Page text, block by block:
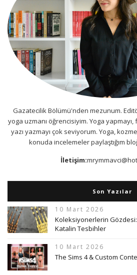
Gazatecilik Bölümü'nden mezunum.
yoga uzmanı öğrencisiyim. Yoga
yazı yazmayı çok seviyorum. Yoga,
konuda incelemeler paylaştığım
İletişim:
Son Yazılar
10 Mart 2026
Koleksiyonerlerin
Katalin Tesbihler
10 Mart 2026
The Sims 4 & Custom